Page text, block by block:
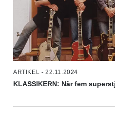
ARTIKEL - 22.11.2024
KLASSIKERN: När fem